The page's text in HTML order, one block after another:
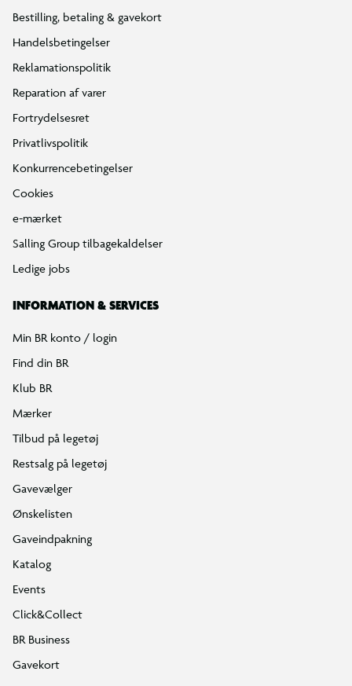
Bestilling, betaling & gavekort
Handelsbetingelser
Reklamationspolitik
Reparation af varer
Fortrydelsesret
Privatlivspolitik
Konkurrencebetingelser
Cookies
e-mærket
Salling Group tilbagekaldelser
Ledige jobs
INFORMATION & SERVICES
Min BR konto / login
Find din BR
Klub BR
Mærker
Tilbud på legetøj
Restsalg på legetøj
Gavevælger
Ønskelisten
Gaveindpakning
Katalog
Events
Click&Collect
BR Business
Gavekort